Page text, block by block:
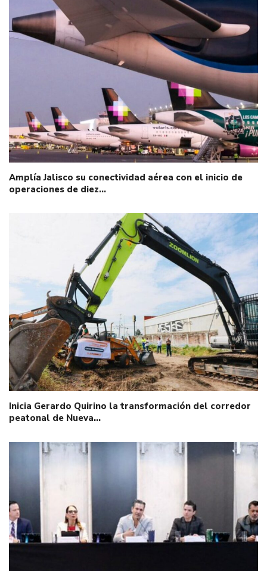
Amplía Jalisco su conectividad aérea con el inicio de
operaciones de diez…
Inicia Gerardo Quirino la transformación del corredor
peatonal de Nueva…